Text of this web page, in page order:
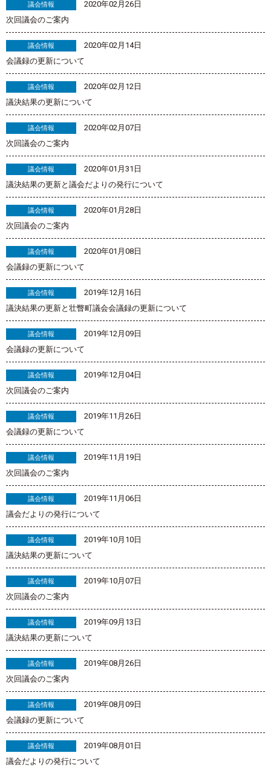
議会情報
2020年02月26日
次回議会のご案内
議会情報
2020年02月14日
会議録の更新について
議会情報
2020年02月12日
議決結果の更新について
議会情報
2020年02月07日
次回議会のご案内
議会情報
2020年01月31日
議決結果の更新と議会だよりの発行について
議会情報
2020年01月28日
次回議会のご案内
議会情報
2020年01月08日
会議録の更新について
議会情報
2019年12月16日
議決結果の更新と壮瞥町議会会議録の更新について
議会情報
2019年12月09日
会議録の更新について
議会情報
2019年12月04日
次回議会のご案内
議会情報
2019年11月26日
会議録の更新について
議会情報
2019年11月19日
次回議会のご案内
議会情報
2019年11月06日
議会だよりの発行について
議会情報
2019年10月10日
議決結果の更新について
議会情報
2019年10月07日
次回議会のご案内
議会情報
2019年09月13日
議決結果の更新について
議会情報
2019年08月26日
次回議会のご案内
議会情報
2019年08月09日
会議録の更新について
議会情報
2019年08月01日
議会だよりの発行について